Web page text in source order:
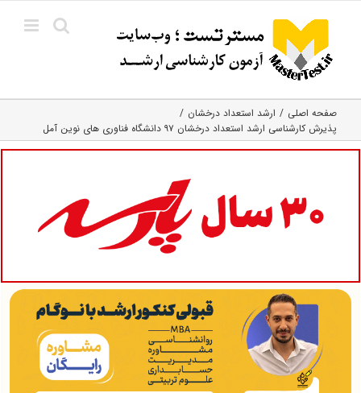
content
صفحه اصلی
ارشد استعداد درخشان
پذیرش کارشناسی ارشد استعداد درخشان ۹۷ دانشگاه فناوری های نوین آمل